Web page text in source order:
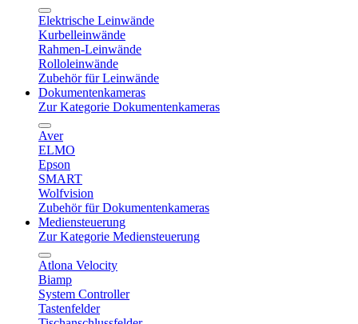
Elektrische Leinwände
Kurbelleinwände
Rahmen-Leinwände
Rolloleinwände
Zubehör für Leinwände
Dokumentenkameras
Zur Kategorie Dokumentenkameras
Aver
ELMO
Epson
SMART
Wolfvision
Zubehör für Dokumentenkameras
Mediensteuerung
Zur Kategorie Mediensteuerung
Atlona Velocity
Biamp
System Controller
Tastenfelder